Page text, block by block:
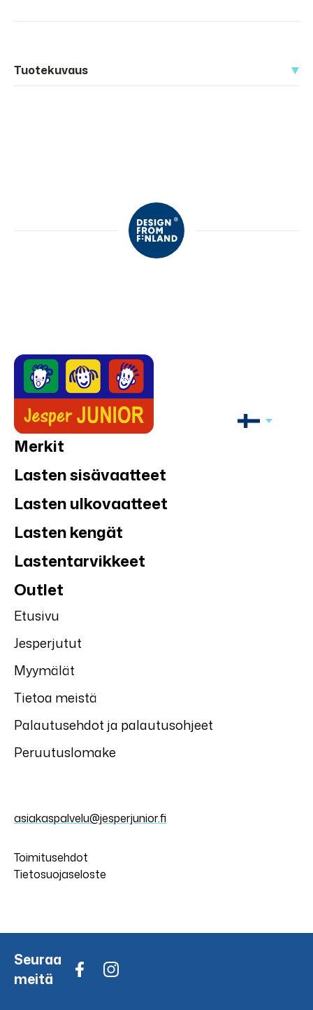
Tuotekuvaus
Merkit
Lasten sisävaatteet
Lasten ulkovaatteet
Lasten kengät
Lastentarvikkeet
Outlet
Etusivu
Jesperjutut
Myymälät
Tietoa meistä
Palautusehdot ja palautusohjeet
Peruutuslomake
asiakaspalvelu@jesperjunior.fi
Toimitusehdot
Tietosuojaseloste
Seuraa
meitä